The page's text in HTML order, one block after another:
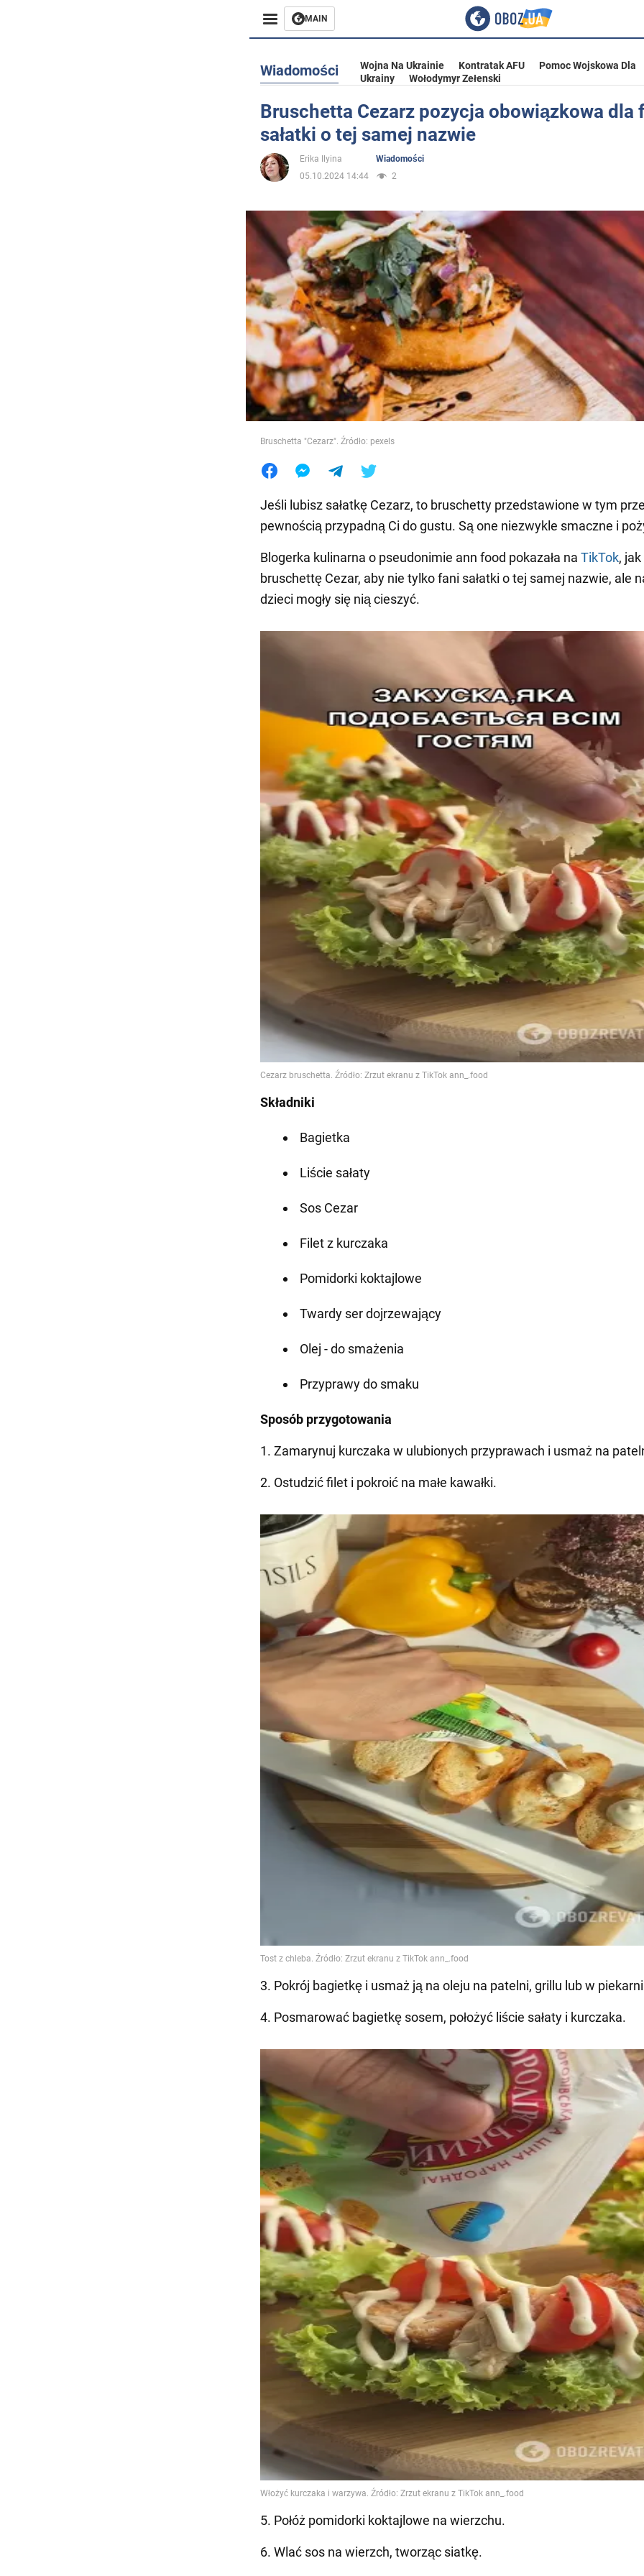
MAIN
Rozrywka
Życie
Społeczeństwo
Wojna na Ukrainie
Świat
Jedzenie
Wiadomości Wojna Na Ukrainie Kontratak AFU
Pomoc Wojskowa Dla
Ukrainy
Wołodymyr Zełenski
Bruschetta Cezarz pozycja obowiązkowa dla
sałatki o tej samej nazwie
Erika Ilyina
Wiadomości
05.10.2024 14:44
2
Bruschetta "Cezarz". Źródło: pexels
Jeśli lubisz sałatkę Cezarz, to bruschetty przedstawione w tym
pewnością przypadną Ci do gustu. Są one niezwykle smaczne i
Blogerka kulinarna o pseudonimie ann food pokazała na TikTok,
bruschettę Cezar, aby nie tylko fani sałatki o tej samej nazwie, ale
dzieci mogły się nią cieszyć.
Składniki
Bagietka
Liście sałaty
Sos Cezar
Filet z kurczaka
Pomidorki koktajlowe
Twardy ser dojrzewający
Olej - do smażenia
Przyprawy do smaku
Sposób przygotowania
1. Zamarynuj kurczaka w ulubionych przyprawach i usmaż na
2. Ostudzić filet i pokroić na małe kawałki.
3. Pokrój bagietkę i usmaż ją na oleju na patelni, grillu lub w
4. Posmarować bagietkę sosem, położyć liście sałaty i kurczaka.
5. Połóż pomidorki koktajlowe na wierzchu.
6. Wlać sos na wierzch, tworząc siatkę.